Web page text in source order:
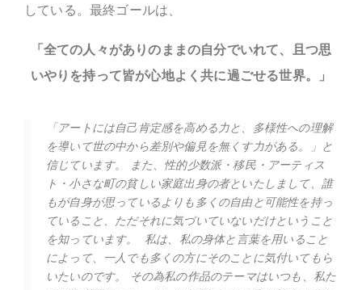
している。最終ゴールは、
「全ての人々がありのままの自分でいれて、且つ思
いやりを持って皆が心地よく共に過ごせる世界。」
「アートには自己肯定感を高める力と、多様性への理解
を導いて世の中から差別や偏見を無くす力がある。」と
信じています。 また、性的少数派・移民・アーティス
ト・小さな町の貧しい家庭出身の者といたしまして、誰
もが自身が思っているよりも多くの自由と可能性を持っ
ていること、ただそれに気づいていないだけということ
を知っています。 私は、私の身体と言葉を用いること
によって、一人でも多くの方にそのことに気付いてもら
いたいのです。 その為私の作品のテーマはいつも、私た